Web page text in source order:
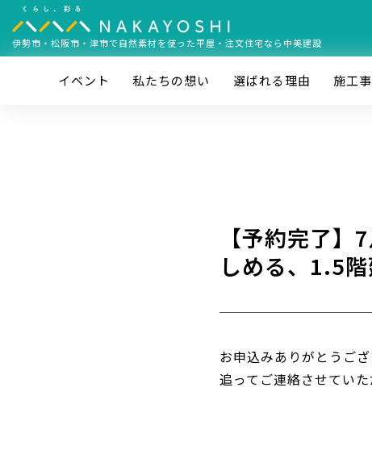
伊勢市・松阪市・津市で自然素材を使った平屋・注文住宅なら中美建設
イベント 私たちの想い 選ばれる理由 施⼯
【予約完了
しめる、1.5
お申込みありがとうござ
追ってご連絡させていた